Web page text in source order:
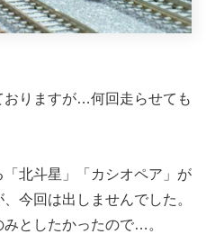
おりますが…何回走らせても
北斗星」「カシオペア」が
今回は出しませんでした。
としたかったので…。